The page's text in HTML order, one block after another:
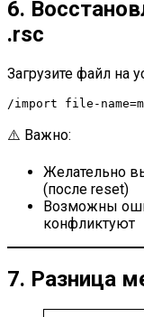
6.
.rsc
Загрузите файл на
/import file-
⚠️ Важно:
Желательно
(после reset)
Возможны
конфликтуют
7. Разница